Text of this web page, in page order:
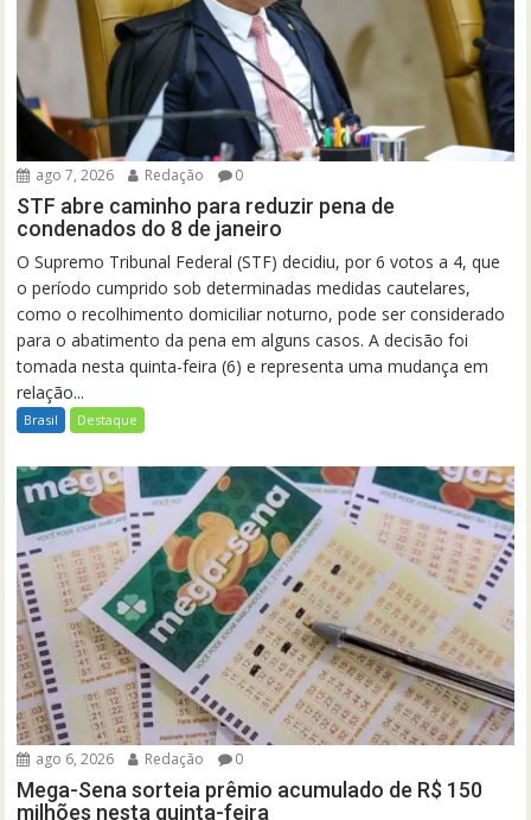
ago 7, 2026 Redação 0
STF abre caminho para reduzir pena de
condenados do 8 de janeiro
O Supremo Tribunal Federal (STF) decidiu, por 6 votos a 4, que
o período cumprido sob determinadas medidas cautelares,
como o recolhimento domiciliar noturno, pode ser considerado
para o abatimento da pena em alguns casos. A decisão foi
tomada nesta quinta-feira (6) e representa uma mudança em
relação...
Brasil Destaque
ago 6, 2026 Redação 0
Mega-Sena sorteia prêmio acumulado de R$ 150
milhões nesta quinta-feira